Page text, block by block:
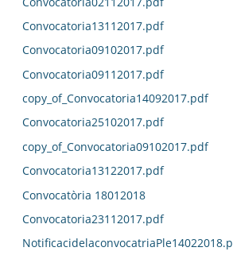
Convocatoria13112017.pdf
Convocatoria09102017.pdf
Convocatoria09112017.pdf
copy_of_Convocatoria14092017.pdf
Convocatoria25102017.pdf
copy_of_Convocatoria09102017.pdf
Convocatoria13122017.pdf
Convocatòria 18012018
Convocatoria23112017.pdf